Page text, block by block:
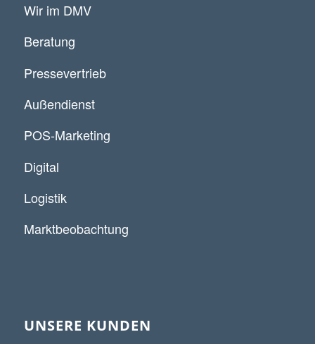
Wir im DMV
Beratung
Pressevertrieb
Außendienst
POS-Marketing
Digital
Logistik
Marktbeobachtung
UNSERE KUNDEN